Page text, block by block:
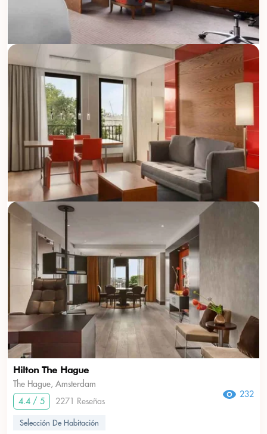
Hilton The Hague
The Hague, Amsterdam
4.4 / 5
2271 Reseñas
232
Selección De Habitación